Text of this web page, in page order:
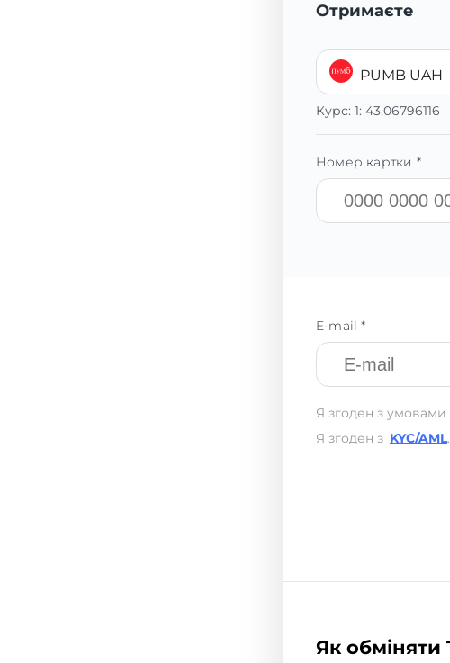
Отримаєте
PUMB UAH
Курс: 1: 43.06796116
Номер картки *
E-mail *
Я згоден з умовами
Я згоден з KYC/AML.
Як обміняти